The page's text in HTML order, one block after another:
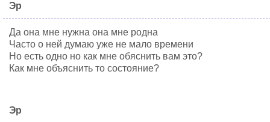
Эр
Да она мне нужна она мне родна
Часто о ней думаю уже не мало времени
Но есть одно но как мне обяснить вам это?
Как мне объяснить то состояние?
Эр